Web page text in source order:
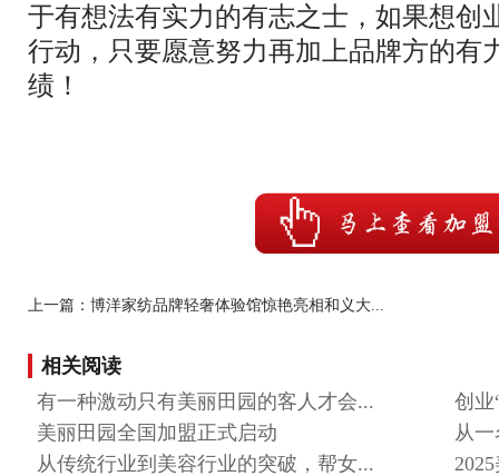
于有想法有实力的有志之士，如果想创
行动，只要愿意努力再加上品牌方的有
绩！
上一篇：博洋家纺品牌轻奢体验馆惊艳亮相和义大...
相关阅读
有一种激动只有美丽田园的客人才会...
创业
美丽田园全国加盟正式启动
从
从传统行业到美容行业的突破，帮女...